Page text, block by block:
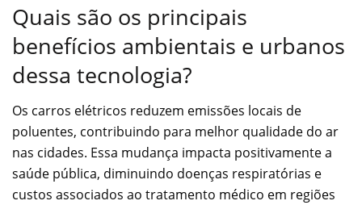
Quais são os principais
benefícios ambientais e urbanos
dessa tecnologia?
Os carros elétricos reduzem emissões locais de
poluentes, contribuindo para melhor qualidade do ar
nas cidades. Essa mudança impacta positivamente a
saúde pública, diminuindo doenças respiratórias e
custos associados ao tratamento médico em regiões